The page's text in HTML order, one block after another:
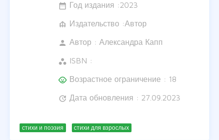
date_range Год издания :2023
foundation Издательство :Автор
person Автор : Александра Капп
workspaces ISBN :
child_care Возрастное ограничение : 18
update Дата обновления : 27.09.2023
стихи и поэзия стихи для взрослых